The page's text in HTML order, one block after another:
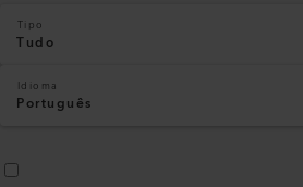
Tipo
Tudo
Idioma
Português